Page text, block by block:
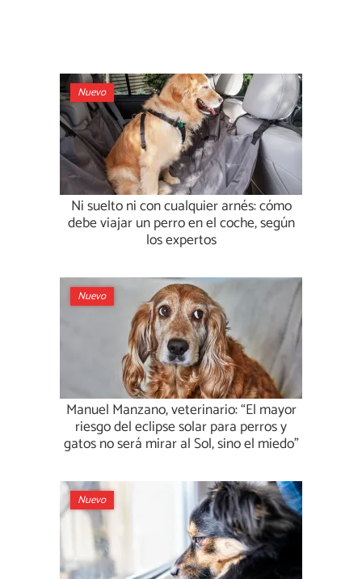
Nuevo
Ni suelto ni con cualquier arnés: cómo
debe viajar un perro en el coche, según
los expertos
Nuevo
Manuel Manzano, veterinario: “El mayor
riesgo del eclipse solar para perros y
gatos no será mirar al Sol, sino el miedo”
Nuevo